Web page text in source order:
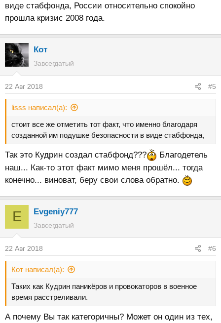
виде стабфонда, России относительно спокойно
прошла кризис 2008 года.
Кот
Завсегдатый
22 Авг 2018 #5
lisss написал(а):
стоит все же отметить тот факт, что именно благодаря
созданной им подушке безопасности в виде стабфонда,
Так это Кудрин создал стабфонд???
Благодетель
наш... Как-то этот факт мимо меня прошёл... тогда
конечно... виноват, беру свои слова обратно.
E Evgeniy777
Завсегдатый
22 Авг 2018 #6
Кот написал(а):
Таких как Кудрин паникёров и провокаторов в военное
время расстреливали.
А почему Вы так категоричны? Может он один из тех,